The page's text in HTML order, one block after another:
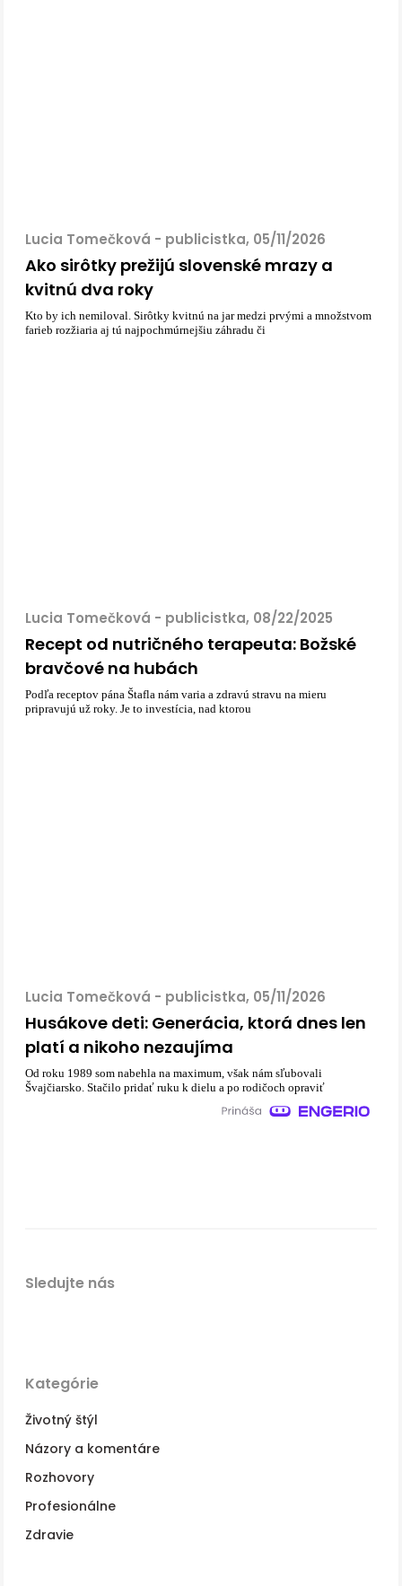
Lucia Tomečková - publicistka, 05/11/2026
Ako sirôtky prežijú slovenské mrazy a
kvitnú dva roky
Kto by ich nemiloval. Sirôtky kvitnú na jar medzi prvými a množstvom
farieb rozžiaria aj tú najpochmúrnejšiu záhradu či
Lucia Tomečková - publicistka, 08/22/2025
Recept od nutričného terapeuta: Božské
bravčové na hubách
Podľa receptov pána Štafla nám varia a zdravú stravu na mieru
pripravujú už roky. Je to investícia, nad ktorou
Lucia Tomečková - publicistka, 05/11/2026
Husákove deti: Generácia, ktorá dnes len
platí a nikoho nezaujíma
Od roku 1989 som nabehla na maximum, však nám sľubovali
Švajčiarsko. Stačilo pridať ruku k dielu a po rodičoch opraviť
Kategórie
Životný štýl
Názory a komentáre
Rozhovory
Profesionálne
Zdravie
Sledujte nás